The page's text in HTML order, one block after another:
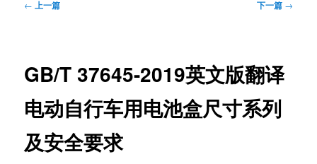
文
← 上一篇 下一篇 →
GB/T 37645-2019英文版翻译
电动自行车用电池盒尺寸系列
及安全要求